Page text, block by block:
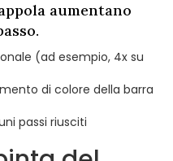
aumentano
(ad esempio, 4x su
di colore della barra
passi riusciti